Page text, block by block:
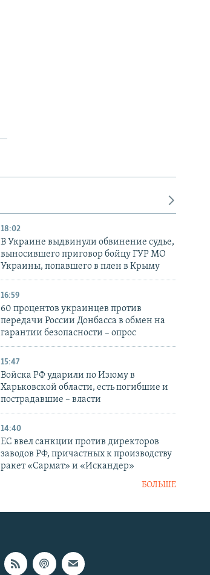
18:02
В Украине выдвинули обвинение судье,
выносившего приговор бойцу ГУР МО
Украины, попавшего в плен в Крыму
16:59
60 процентов украинцев против
передачи России Донбасса в обмен на
гарантии безопасности – опрос
15:47
Войска РФ ударили по Изюму в
Харьковской области, есть погибшие и
пострадавшие – власти
14:40
ЕС ввел санкции против директоров
заводов РФ, причастных к производству
ракет «Сармат» и «Искандер»
БОЛЬШЕ